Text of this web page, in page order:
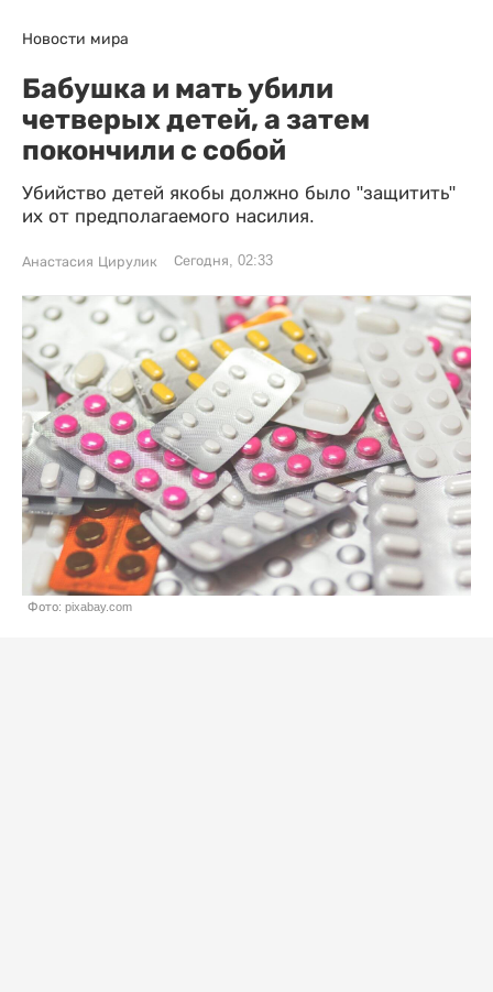
Новости мира
Бабушка и мать убили
четверых детей, а затем
покончили с собой
Убийство детей якобы должно было "защитить"
их от предполагаемого насилия.
Анастасия Цирулик Сегодня, 02:33
Фото: pixabay.com